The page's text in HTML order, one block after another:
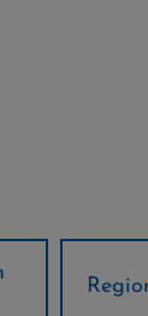
Partner